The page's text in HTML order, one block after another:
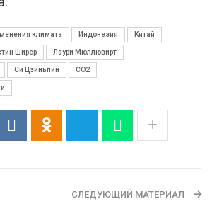
климата Индонезия Китай
Ширер Лаури Мюллювирт
Си Цзиньпин СО2
СЛЕДУЮЩИЙ МАТЕРИАЛ